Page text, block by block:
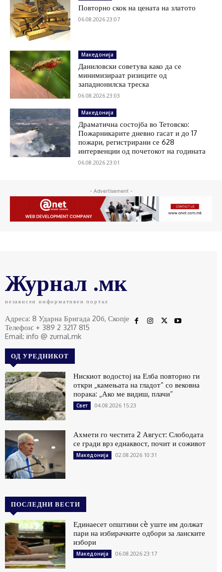
Повторно скок на цената на златото
06.08.2026 23:07
Македонија
Даниловски советува како да се
минимизираат ризиците од
западнонилска треска
06.08.2026 23:03
Македонија
Драматична состојба во Тетовско:
Пожарникарите дневно гасат и до 17
пожари, регистрирани се 628
интервенции од почетокот на годината
06.08.2026 23:01
- Advertisement -
Журнал .мк
независен информативен портал
Адреса: 8 Ударна Бригада 20б, Скопје
Телефон: + 389 2 3217 815
Email: info @ zurnal.mk
ОД УРЕДНИКОТ
Нискиот водостој на Елба повторно ги
откри „камењата на гладот“ со вековна
порака: „Ако ме видиш, плачи“
Свет 04.08.2026 15:23
Ахмети го честита 2 Август: Слободата
се гради врз еднаквост, почит и соживот
Македонија 02.08.2026 10:31
ПОСЛЕДНИ ВЕСТИ
Единаесет општини сè уште им должат
пари на избирачките одбори за ланските
избори
Македонија 06.08.2026 23:17